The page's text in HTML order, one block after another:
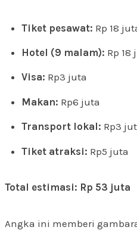
Tiket pesawat: Rp 18
Hotel (9 malam): Rp 18
Visa: Rp3 juta
Makan: Rp6 juta
Transport lokal: Rp3
Tiket atraksi: Rp5 juta
Total estimasi: Rp 53 juta
Angka ini memberi